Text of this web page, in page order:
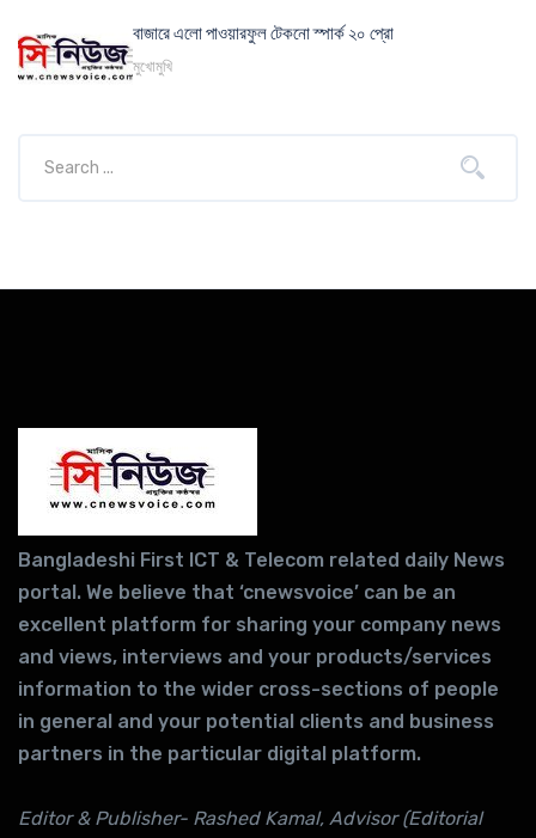
বাজারে এলো পাওয়ারফুল টেকনো স্পার্ক ২০ প্রো
মুখোমুখি
Bangladeshi First ICT & Telecom related daily News
portal. We believe that ‘cnewsvoice’ can be an
excellent platform for sharing your company news
and views, interviews and your products/services
information to the wider cross-sections of people
in general and your potential clients and business
partners in the particular digital platform.
Editor & Publisher- Rashed Kamal, Advisor (Editorial